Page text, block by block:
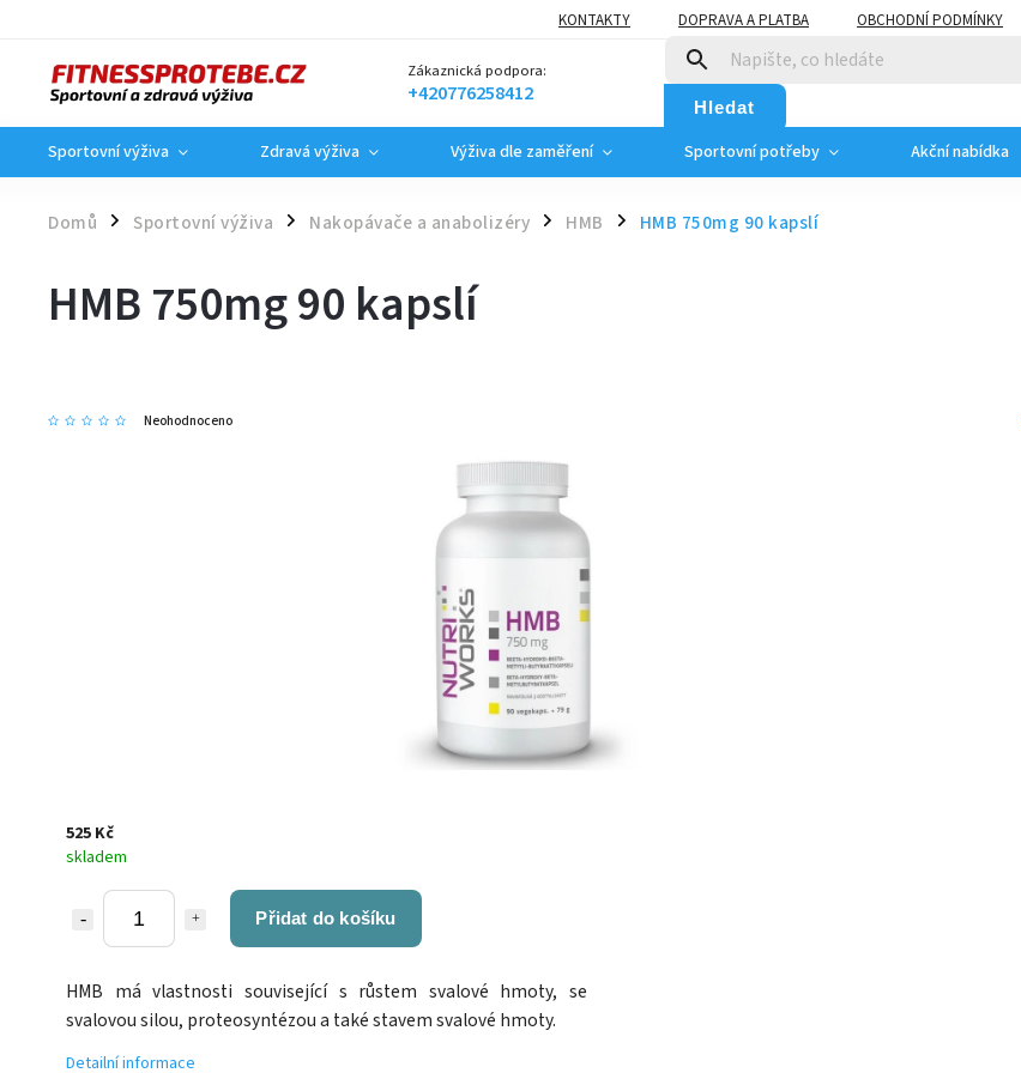
KONTAKTY DOPRAVA A PLATBA OBCHODNÍ PODMÍNKY
Zákaznická podpora:
+420776258412 Hledat
Sportovní výživa Zdravá výživa Výživa dle zaměření Sportovní potřeby Akční nabídka
Domů / Sportovní výživa / Nakopávače a anabolizéry / HMB / HMB 750mg 90 kapslí
HMB 750mg 90 kapslí
Neohodnoceno
525 Kč
skladem
Přidat do košíku
HMB má vlastnosti související s růstem svalové hmoty, se
svalovou silou, proteosyntézou a také stavem svalové hmoty.
Detailní informace